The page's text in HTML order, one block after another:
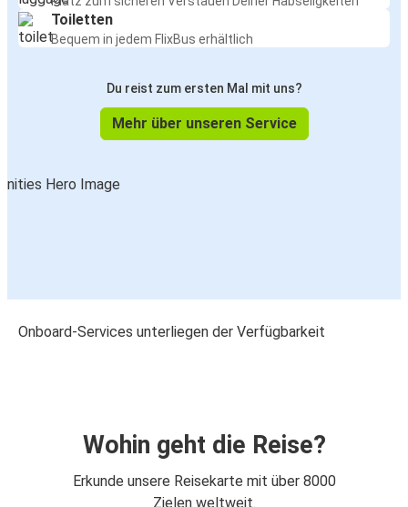
Toiletten
Bequem in jedem FlixBus erhältlich
Du reist zum ersten Mal mit uns?
Mehr über unseren Service
Onboard-Services unterliegen der Verfügbarkeit
Wohin geht die Reise?
Erkunde unsere Reisekarte mit über 8000
Zielen weltweit.